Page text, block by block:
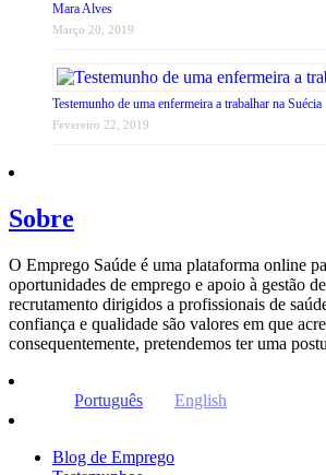
Mara Alves
Março 20, 2019
Testemunho de uma enfermeira a trabalhar na Suécia
Fevereiro 22, 2019
Sobre
O Emprego Saúde é uma plataforma online
oportunidades de emprego e apoio à gestão
recrutamento dirigidos a profissionais de
confiança e qualidade são valores em que
consequentemente, pretendemos ter uma
Português English
Blog de Emprego